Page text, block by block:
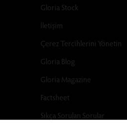
Gloria Stock
İletişim
Çerez Tercihlerini Yönetin
Gloria Blog
Gloria Magazine
Factsheet
Sıkça Sorulan Sorular